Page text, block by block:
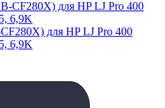
для HP LJ Pro 400
6,9K